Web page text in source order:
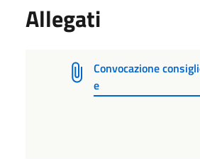
Allegati
Convocazione
e